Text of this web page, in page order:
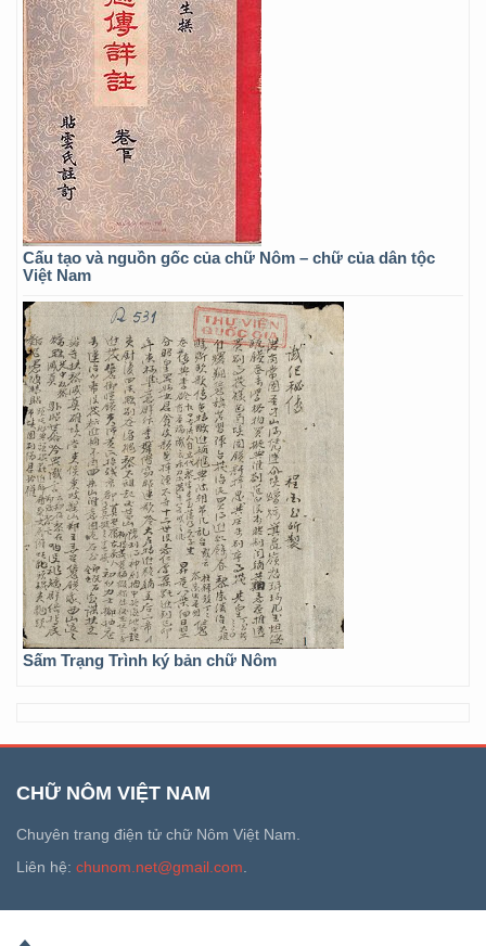
Cấu tạo và nguồn gốc của chữ Nôm – chữ của dân tộc
Việt Nam
Sấm Trạng Trình ký bản chữ Nôm
CHỮ NÔM VIỆT NAM
Chuyên trang điện tử chữ Nôm Việt Nam.
Liên hệ: chunom.net@gmail.com